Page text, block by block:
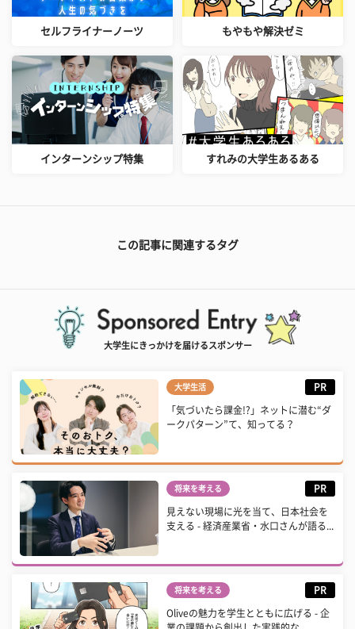
セルフライナーノーツ もやもや解決ゼミ
インターンシップ特集 すれみの大学生あるある
この記事に関連するタグ
大学生にきっかけを届けるスポンサー
大学生活 PR
「気づいたら課金!?」ネットに潜む“ダ
ークパターン”て、知ってる？
将来を考える PR
見えない現場に光を当て、日本社会を
支える - 経済産業省・水口さんが語る...
将来を考える PR
Oliveの魅力を学生とともに広げる - 企